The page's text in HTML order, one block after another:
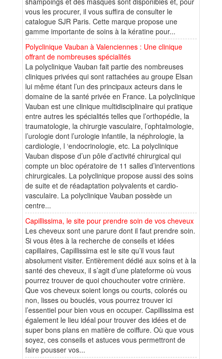
vous les procurer, il vous suffira de consulter le
catalogue SJR Paris. Cette marque propose une
gamme importante de soins à la kératine pour...
Polyclinique Vauban à Valenciennes : Une clinique
offrant de nombreuses spécialités
La polyclinique Vauban fait partie des nombreuses
cliniques privées qui sont rattachées au groupe Elsan
lui même étant l’un des principaux acteurs dans le
domaine de la santé privée en France. La polyclinique
Vauban est une clinique multidisciplinaire qui pratique
entre autres les spécialités telles que l’orthopédie, la
traumatologie, la chirurgie vasculaire, l’ophtalmologie,
l’urologie dont l’urologie infantile, la néphrologie, la
cardiologie, l ‘endocrinologie, etc. La polyclinique
Vauban dispose d’un pôle d’activité chirurgical qui
compte un bloc opératoire de 11 salles d’interventions
chirurgicales. La polyclinique propose aussi des soins
de suite et de réadaptation polyvalents et cardio-
vasculaire. La polyclinique Vauban possède un
centre...
Capillissima, le site pour prendre soin de vos cheveux
Les cheveux sont une parure dont il faut prendre soin.
Si vous êtes à la recherche de conseils et idées
capillaires, Capillissima est le site qu’il vous faut
absolument visiter. Entièrement dédié aux soins et à la
santé des cheveux, il s’agit d’une plateforme où vous
pourrez trouver de quoi chouchouter votre crinière.
Que vos cheveux soient longs ou courts, colorés ou
non, lisses ou bouclés, vous pourrez trouver ici
l’essentiel pour bien vous en occuper. Capillissima est
également le lieu idéal pour trouver des idées et de
super bons plans en matière de coiffure. Où que vous
soyez, ces conseils et astuces vous permettront de
faire pousser vos...